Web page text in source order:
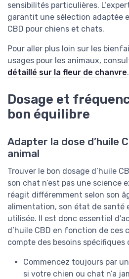
sensibilités particulières.
garantit une sélection adaptée
CBD pour chiens et chats.
Pour aller plus loin sur les
usages pour les animaux,
détaillé sur la fleur de chanvre.
Dosage et
bon équilibre
Adapter la dose d’huile
animal
Trouver le bon dosage d’huile
son chat n’est pas une science
réagit différemment selon son
alimentation, son état de santé
utilisée. Il est donc essentiel
d’huile CBD en fonction de
compte des besoins spécifiques
Commencez toujours par
si votre chien ou chat n’a